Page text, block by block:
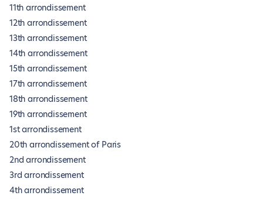
11th arrondissement
12th arrondissement
13th arrondissement
14th arrondissement
15th arrondissement
17th arrondissement
18th arrondissement
19th arrondissement
1st arrondissement
20th arrondissement of Paris
2nd arrondissement
3rd arrondissement
4th arrondissement